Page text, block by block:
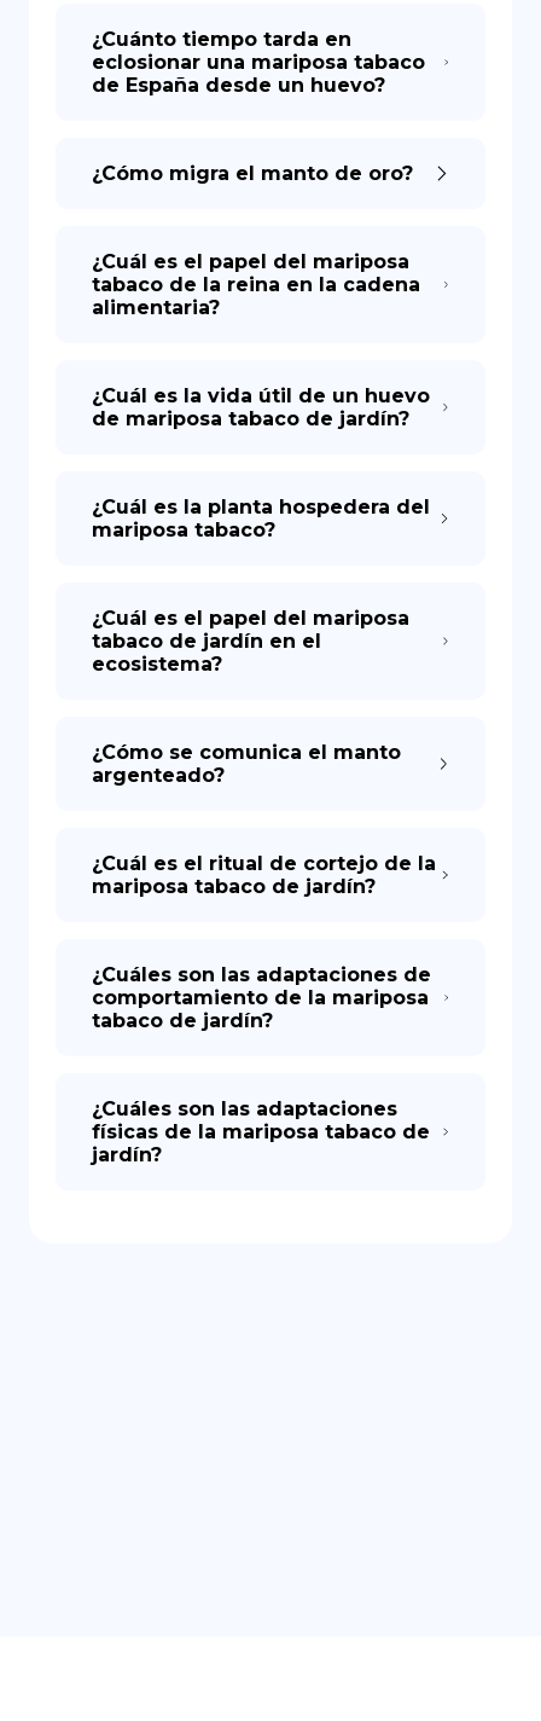
¿Cuánto tiempo tarda en
eclosionar una mariposa tabaco
de España desde un huevo?
¿Cómo migra el manto de oro?
¿Cuál es el papel del mariposa
tabaco de la reina en la cadena
alimentaria?
¿Cuál es la vida útil de un huevo
de mariposa tabaco de jardín?
¿Cuál es la planta hospedera del
mariposa tabaco?
¿Cuál es el papel del mariposa
tabaco de jardín en el
ecosistema?
¿Cómo se comunica el manto
argenteado?
¿Cuál es el ritual de cortejo de la
mariposa tabaco de jardín?
¿Cuáles son las adaptaciones de
comportamiento de la mariposa
tabaco de jardín?
¿Cuáles son las adaptaciones
físicas de la mariposa tabaco de
jardín?